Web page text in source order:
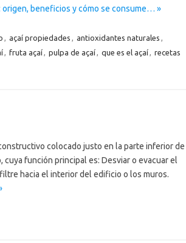
origen, beneficios y cómo se consume… »
, açaí propiedades , antioxidantes naturales ,
, fruta açaí, pulpa de açaí, que es el açaí, recetas
colocado justo en la parte inferior de
función principal es: Desviar o evacuar el
hacia el interior del edificio o los muros.